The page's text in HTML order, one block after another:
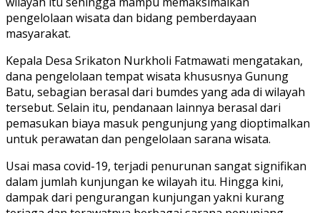
pengelolaan wisata dan bidang pemberdayaan
masyarakat.
Kepala Desa Srikaton Nurkholi Fatmawati mengatakan,
dana pengelolaan tempat wisata khususnya Gunung
Batu, sebagian berasal dari bumdes yang ada di wilayah
tersebut. Selain itu, pendanaan lainnya berasal dari
pemasukan biaya masuk pengunjung yang dioptimalkan
untuk perawatan dan pengelolaan sarana wisata.
Usai masa covid-19, terjadi penurunan sangat signifikan
dalam jumlah kunjungan ke wilayah itu. Hingga kini,
dampak dari pengurangan kunjungan yakni kurang